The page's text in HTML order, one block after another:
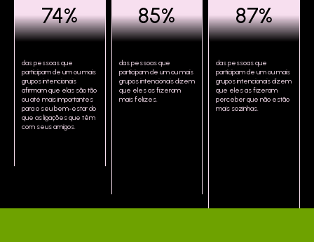
74%
das pessoas que
participam de um ou mais
grupos intencionais
afirmam que elas são tão
ou até mais importantes
para o seu bem-estar do
que as ligações que têm
com seus amigos.
85%
das pessoas que
participam de um ou mais
grupos intencionais dizem
que eles as fizeram
mais felizes.
87%
das pessoas que
participam de um ou mais
grupos intencionais dizem
que eles as fizeram
perceber que não estão
mais sozinhas.